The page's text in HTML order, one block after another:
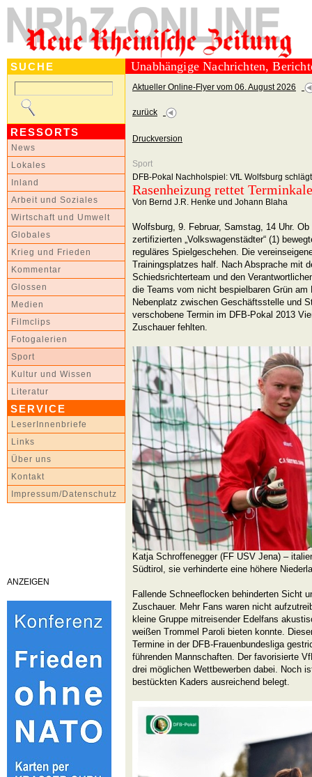
SUCHE
RESSORTS
News
Lokales
Inland
Arbeit und Soziales
Wirtschaft und Umwelt
Globales
Krieg und Frieden
Kommentar
Glossen
Medien
Filmclips
Fotogalerien
Sport
Kultur und Wissen
Literatur
SERVICE
LeserInnenbriefe
Links
Über uns
Kontakt
Impressum/Datenschutz
ANZEIGEN
Unabhängige Nachrichten,
Aktueller Online-Flyer vom 06. August 2026
zurück
Druckversion
Sport
DFB-Pokal Nachholspiel: VfL Wolfsburg
Rasenheizung rettet
Von Bernd J.R. Henke und Johann Blaha
Wolfsburg, 9. Februar, Samstag, 14 Uhr.
zertifizierten „Volkswagenstädter“ (1)
reguläres Spielgeschehen. Die
Trainingsplatzes half. Nach Absprache mit
Schiedsrichterteam und den
die Teams vom nicht bespielbaren Grün
Nebenplatz zwischen Geschäftsstelle und
verschobene Termin im DFB-Pokal 2013
Zuschauer fehlten.
Katja Schroffenegger (FF USV Jena) –
Südtirol, sie verhinderte eine höhere
Fallende Schneeflocken behinderten Sicht
Zuschauer. Mehr Fans waren nicht
kleine Gruppe mitreisender Edelfans
weißen Trommel Paroli bieten konnte.
Termine in der DFB-Frauenbundesliga
führenden Mannschaften. Der favorisierte
drei möglichen Wettbewerben dabei. Noch
bestückten Kaders ausreichend belegt.